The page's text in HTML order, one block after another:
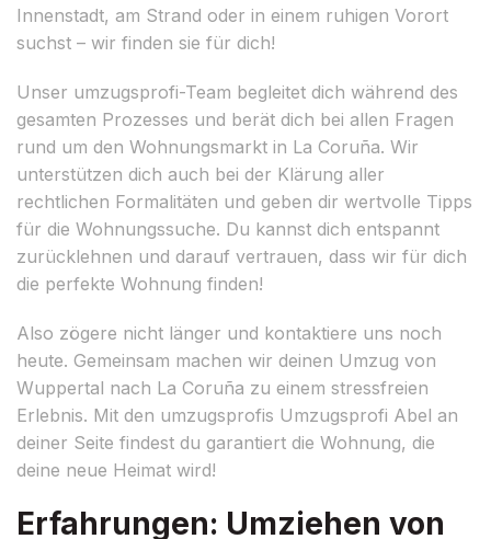
Innenstadt, am Strand oder in einem ruhigen Vorort
suchst – wir finden sie für dich!
Unser umzugsprofi-Team begleitet dich während des
gesamten Prozesses und berät dich bei allen Fragen
rund um den Wohnungsmarkt in La Coruña. Wir
unterstützen dich auch bei der Klärung aller
rechtlichen Formalitäten und geben dir wertvolle Tipps
für die Wohnungssuche. Du kannst dich entspannt
zurücklehnen und darauf vertrauen, dass wir für dich
die perfekte Wohnung finden!
Also zögere nicht länger und kontaktiere uns noch
heute. Gemeinsam machen wir deinen Umzug von
Wuppertal nach La Coruña zu einem stressfreien
Erlebnis. Mit den umzugsprofis Umzugsprofi Abel an
deiner Seite findest du garantiert die Wohnung, die
deine neue Heimat wird!
Erfahrungen: Umziehen von